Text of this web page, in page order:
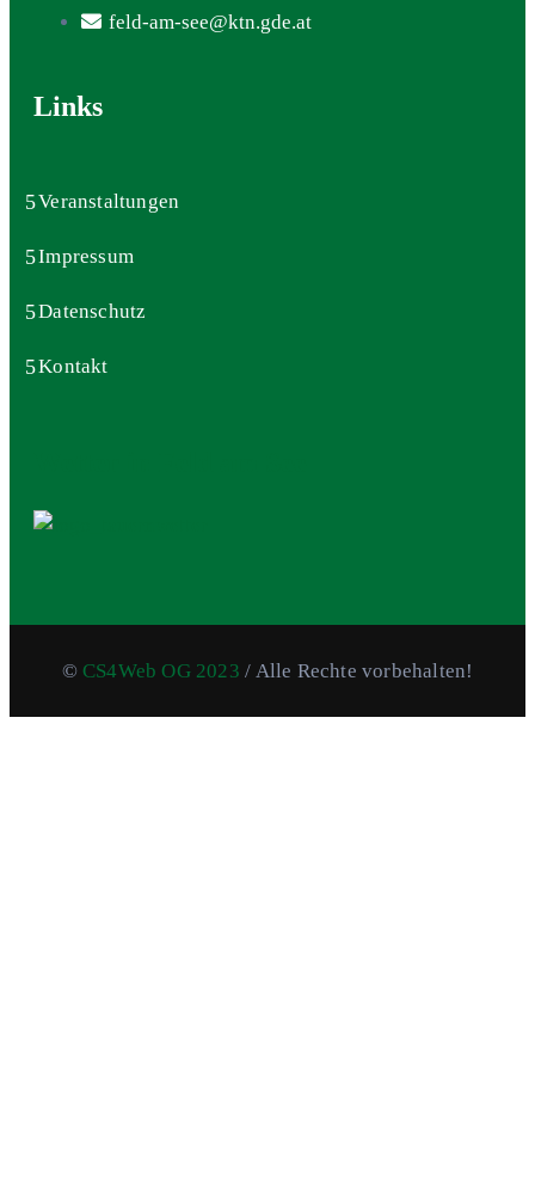
feld-am-see@ktn.gde.at
Links
Veranstaltungen
Impressum
Datenschutz
Kontakt
©CS4Web OG 2023 / Alle Rechte vorbehalten!